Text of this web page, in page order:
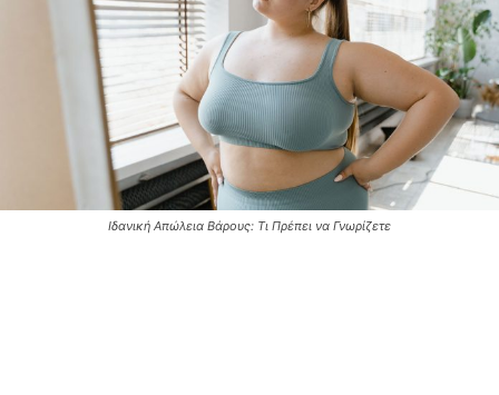
Ιδανική Απώλεια Βάρους: Τι Πρέπει να Γνωρίζετε